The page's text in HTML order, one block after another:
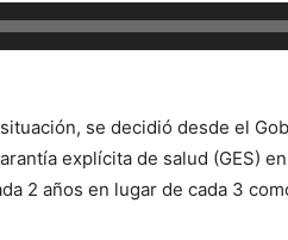
se decidió desde el
explícita de salud (GES)
2 años en lugar de cada 3